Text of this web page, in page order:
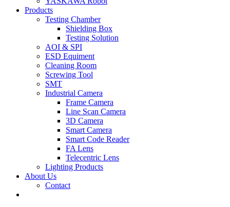
Products
Testing Chamber
Shielding Box
Testing Solution
AOI & SPI
ESD Equiment
Cleaning Room
Screwing Tool
SMT
Industrial Camera
Frame Camera
Line Scan Camera
3D Camera
Smart Camera
Smart Code Reader
FA Lens
Telecentric Lens
Lighting Products
About Us
Contact